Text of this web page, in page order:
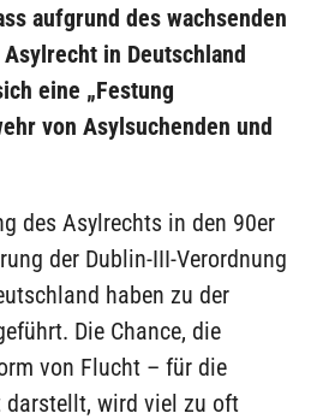
aufgrund des wachsenden
in Deutschland
eine „Festung
von Asylsuchenden und
des Asylrechts in den 90er
der Dublin-III-Verordnung
haben zu der
Die Chance, die
von Flucht – für die
darstellt, wird viel zu oft